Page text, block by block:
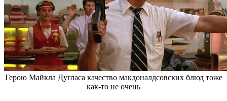
Герою Майкла Дугласа качество макдоналдсовских блюд тоже
как-то не очень